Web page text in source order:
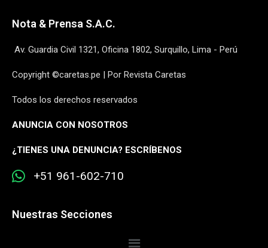
Nota & Prensa S.A.C.
Av. Guardia Civil 1321, Oficina 1802, Surquillo, Lima - Perú
Copyright ©caretas.pe | Por Revista Caretas
Todos los derechos reservados
ANUNCIA CON NOSOTROS
¿TIENES UNA DENUNCIA? ESCRÍBENOS
+51 961-602-710
Nuestras Secciones